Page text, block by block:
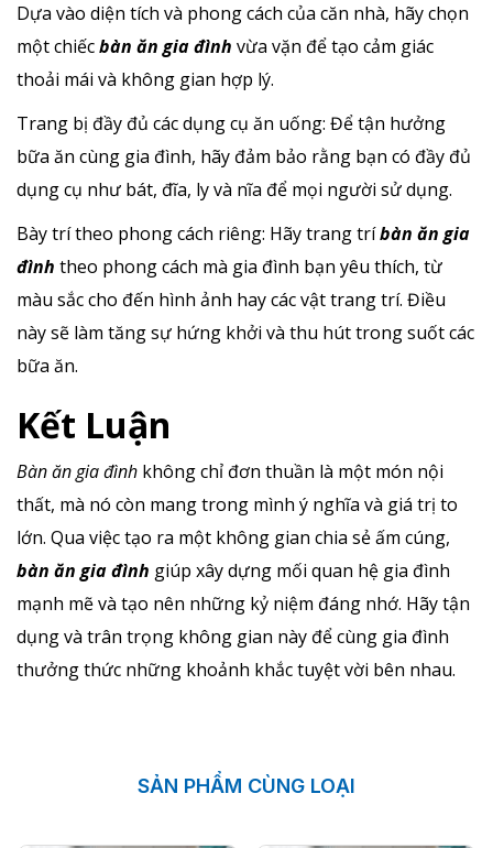
Dựa vào diện tích và phong cách của căn nhà, hãy chọn
một chiếcbàn ăn gia đình vừa vặn để tạo cảm giác
thoải mái và không gian hợp lý.
Trang bị đầy đủ các dụng cụ ăn uống: Để tận hưởng
bữa ăn cùng gia đình, hãy đảm bảo rằng bạn có đầy đủ
dụng cụ như bát, đĩa, ly và nĩa để mọi người sử dụng.
Bày trí theo phong cách riêng: Hãy trang tríbàn ăn gia
đình theo phong cách mà gia đình bạn yêu thích, từ
màu sắc cho đến hình ảnh hay các vật trang trí. Điều
này sẽ làm tăng sự hứng khởi và thu hút trong suốt các
bữa ăn.
Kết Luận
Bàn ăn gia đình không chỉ đơn thuần là một món nội
thất, mà nó còn mang trong mình ý nghĩa và giá trị to
lớn. Qua việc tạo ra một không gian chia sẻ ấm cúng,
bàn ăn gia đình giúp xây dựng mối quan hệ gia đình
mạnh mẽ và tạo nên những kỷ niệm đáng nhớ. Hãy tận
dụng và trân trọng không gian này để cùng gia đình
thưởng thức những khoảnh khắc tuyệt vời bên nhau.
SẢN PHẨM CÙNG LOẠI